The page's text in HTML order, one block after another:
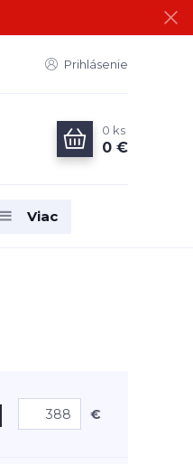
Prihlásenie
0 ks
0 €
Viac
€